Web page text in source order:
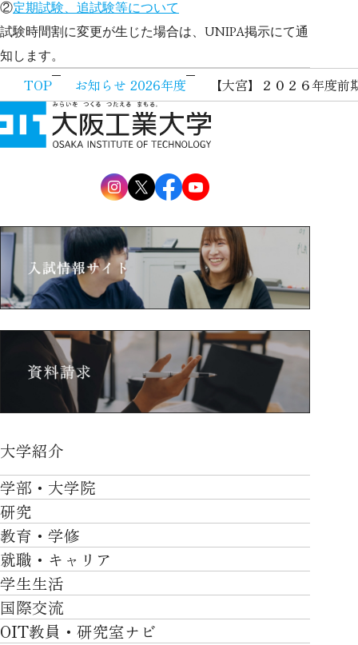
②定期試験、追試験等について
試験時間割に変更が生じた場合は、 UNIPA掲示にて通
知します。
TOP お知らせ 2026年度 【大宮】２０２６年度
大学紹介
大学紹介TOP
OVER THE LIMIT
大学について
施設一覧
社会・地域・高大連携
川上村での取り組み
アクセス
学部・大学院
学部・大学院TOP
工学部
ロボティクス＆デザイン工学部
情報科学部
知的財産学部
研究
研究TOP
研究について
産官学連携
教育・学修
教育・学修TOP
卒業時質保証を担う独自の教育システム
自律学修
就職・キャリア
就職・キャリアTOP
就職サポート
キャリア形成
学生生活
学生生活TOP
キャンパスライフ
国際交流
国際交流TOP
OIT教員・研究室ナビ